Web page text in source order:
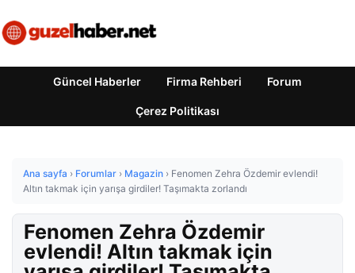
Güncel Haberler Firma Rehberi Forum
Çerez Politikası
Ana sayfa › Forumlar › Magazin › Fenomen Zehra Özdemir evlendi!
Altın takmak için yarışa girdiler! Taşımakta zorlandı
Fenomen Zehra Özdemir
evlendi! Altın takmak için